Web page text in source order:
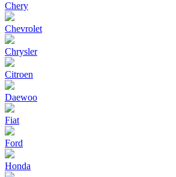
Chery
Chevrolet
Chrysler
Citroen
Daewoo
Fiat
Ford
Honda